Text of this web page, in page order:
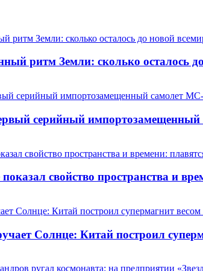
ритм Земли: сколько осталось
серийный
свойство пространства и
Солнце: Китай построил